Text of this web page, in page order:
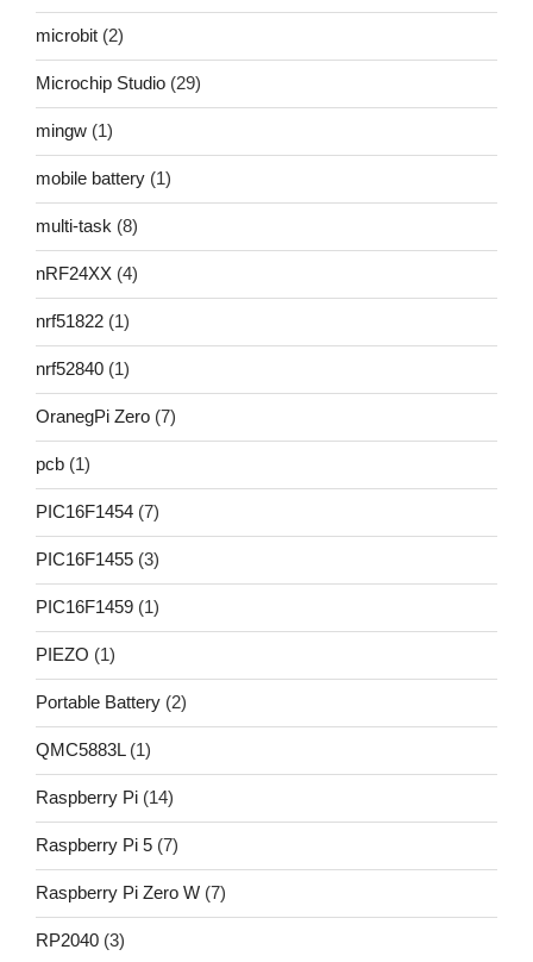
microbit (2)
Microchip Studio (29)
mingw (1)
mobile battery (1)
multi-task (8)
nRF24XX (4)
nrf51822 (1)
nrf52840 (1)
OranegPi Zero (7)
pcb (1)
PIC16F1454 (7)
PIC16F1455 (3)
PIC16F1459 (1)
PIEZO (1)
Portable Battery (2)
QMC5883L(1)
Raspberry Pi (14)
Raspberry Pi 5 (7)
Raspberry Pi Zero W (7)
RP2040 (3)